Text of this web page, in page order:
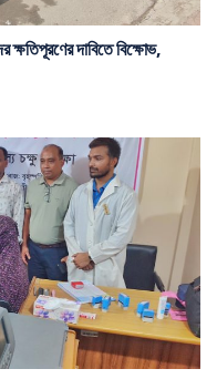
ক্ষতিপূরণের দাবিতে বিক্ষোভ,